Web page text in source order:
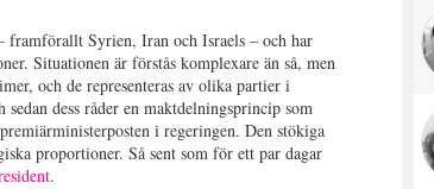
framförallt Syrien, Iran och Israels – och har
Situationen är förstås komplexare än så, men
och de representeras av olika partier i
dess råder en maktdelningsprincip som
i regeringen. Den stökiga
proportioner. Så sent som för ett par dagar
.